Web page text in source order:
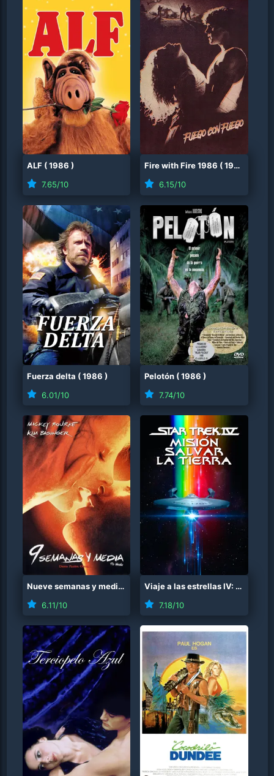
ALF (1986 )
7.65/10
Fire with Fire 1986 (1986
6.15/10
Fuerza delta (1986 )
6.01/10
Pelotón (1986 )
7.74/10
Nueve semanas y media 1986)
6.11/10
Viaje a las estrellas IV: Misión salvar a la Tierra
7.18/10